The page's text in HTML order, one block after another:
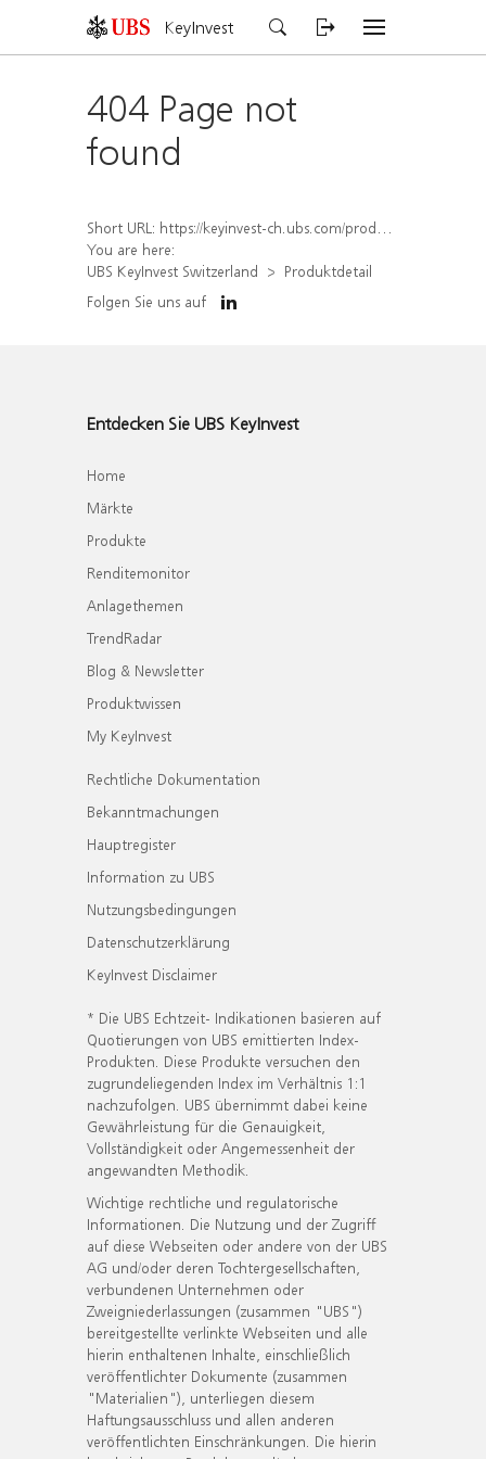
KeyInvest
404 Page not
found
Short URL: https://keyinvest-ch.ubs.com/produkt/detail/index/isin/CH1567431726
You are here:
UBS KeyInvest Switzerland
Produktdetail
Folgen Sie uns auf
Entdecken Sie UBS KeyInvest
Home
Märkte
Produkte
Renditemonitor
Anlagethemen
TrendRadar
Blog & Newsletter
Produktwissen
My KeyInvest
Rechtliche Dokumentation
Bekanntmachungen
Hauptregister
Information zu UBS
Nutzungsbedingungen
Datenschutzerklärung
KeyInvest Disclaimer
* Die UBS Echtzeit- Indikationen basieren auf
Quotierungen von UBS emittierten Index-
Produkten. Diese Produkte versuchen den
zugrundeliegenden Index im Verhältnis 1:1
nachzufolgen. UBS übernimmt dabei keine
Gewährleistung für die Genauigkeit,
Vollständigkeit oder Angemessenheit der
angewandten Methodik.
Wichtige rechtliche und regulatorische
Informationen. Die Nutzung und der Zugriff
auf diese Webseiten oder andere von der UBS
AG und/oder deren Tochtergesellschaften,
verbundenen Unternehmen oder
Zweigniederlassungen (zusammen "UBS")
bereitgestellte verlinkte Webseiten und alle
hierin enthaltenen Inhalte, einschließlich
veröffentlichter Dokumente (zusammen
"Materialien"), unterliegen diesem
Haftungsausschluss und allen anderen
veröffentlichten Einschränkungen. Die hierin